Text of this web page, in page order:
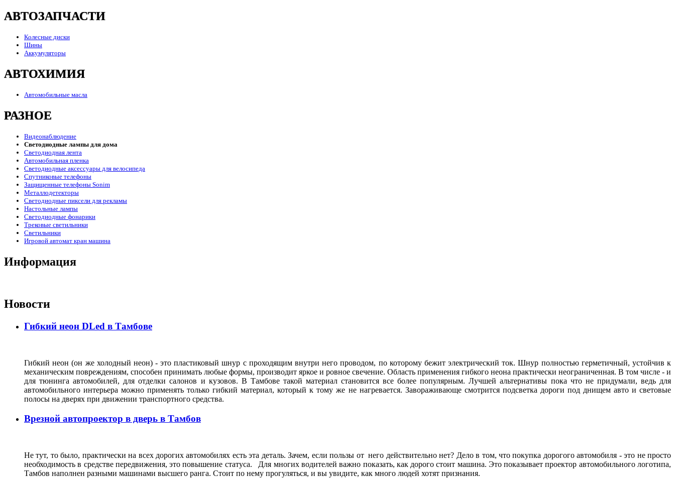
АВТОЗАПЧАСТИ
Колесные диски
Шины
Аккумуляторы
АВТОХИМИЯ
Автомобильные масла
РАЗНОЕ
Видеонаблюдение
Светодиодные лампы для дома
Светодиодная лента
Автомобильная пленка
Светодиодные аксессуары для велосипеда
Спутниковые телефоны
Защищенные телефоны Sonim
Металлодетекторы
Светодиодные пиксели для рекламы
Настольные лампы
Светодиодные фонарики
Трековые светильники
Светильники
Игровой автомат кран машина
Информация
Новости
Гибкий неон DLed в Тамбове
Гибкий неон (он же холодный неон) - это пластиковый шнур с проходящим внутри него проводом, по которому бежит электрический ток. Шнур полностью герметичный, устойчив к
механическим повреждениям, способен принимать любые формы, производит яркое и ровное свечение. Область применения гибкого неона практически неограниченная. В том числе - и
для тюнинга автомобилей, для отделки салонов и кузовов. В Тамбове такой материал становится все более популярным. Лучшей альтернативы пока что не придумали, ведь для
автомобильного интерьера можно применять только гибкий материал, который к тому же не нагревается. Завораживающе смотрится подсветка дороги под днищем авто и световые
полосы на дверях при движении транспортного средства.
Врезной автопроектор в дверь в Тамбов
Не тут, то было, практически на всех дорогих автомобилях есть эта деталь. Зачем, если пользы от него действительно нет? Дело в том, что покупка дорогого автомобиля - это не просто
необходимость в средстве передвижения, это повышение статуса. Для многих водителей важно показать, как дорого стоит машина. Это показывает проектор автомобильного логотипа,
Тамбов наполнен разными машинами высшего ранга. Стоит по нему прогуляться, и вы увидите, как много людей хотят признания.